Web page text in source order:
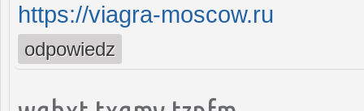
https://viagra-moscow.ru
odpowiedz